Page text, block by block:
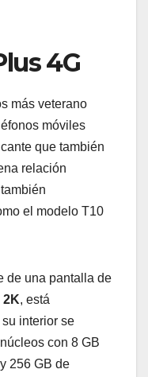
4G
más veterano
móviles
que también
relación
el modelo T10
de una pantalla de
2K, está
interior se
con 8 GB
256 GB de